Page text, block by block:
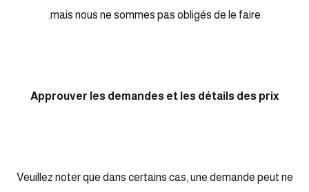
mais nous ne sommes pas obligés de le faire.
Approuver les demandes et les détails des prix
Veuillez noter que dans certains cas, une demande peut ne